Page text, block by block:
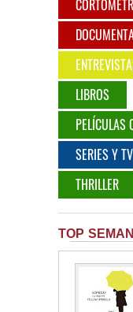
LIBROS
PELÍCULAS
SERIES Y TV
THRILLER
TOP